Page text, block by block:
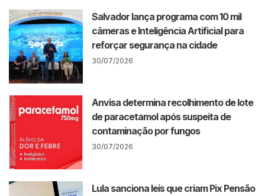
Salvador lança programa com 10 mil
câmeras e Inteligência Artificial para
reforçar segurança na cidade
30/07/2026
Anvisa determina recolhimento de lote
de paracetamol após suspeita de
contaminação por fungos
30/07/2026
Lula sanciona leis que criam Pix Pensão